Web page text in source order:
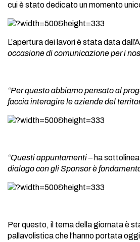
cui è stato dedicato un momento
L’apertura dei lavori è stata data
occasione di comunicazione per i
“Per questo abbiamo pensato al
faccia interagire le aziende del
“Questi appuntamenti– ha
dialogo con gli Sponsor è
Per questo, il tema della giornata è
pallavolistica che l’hanno portata